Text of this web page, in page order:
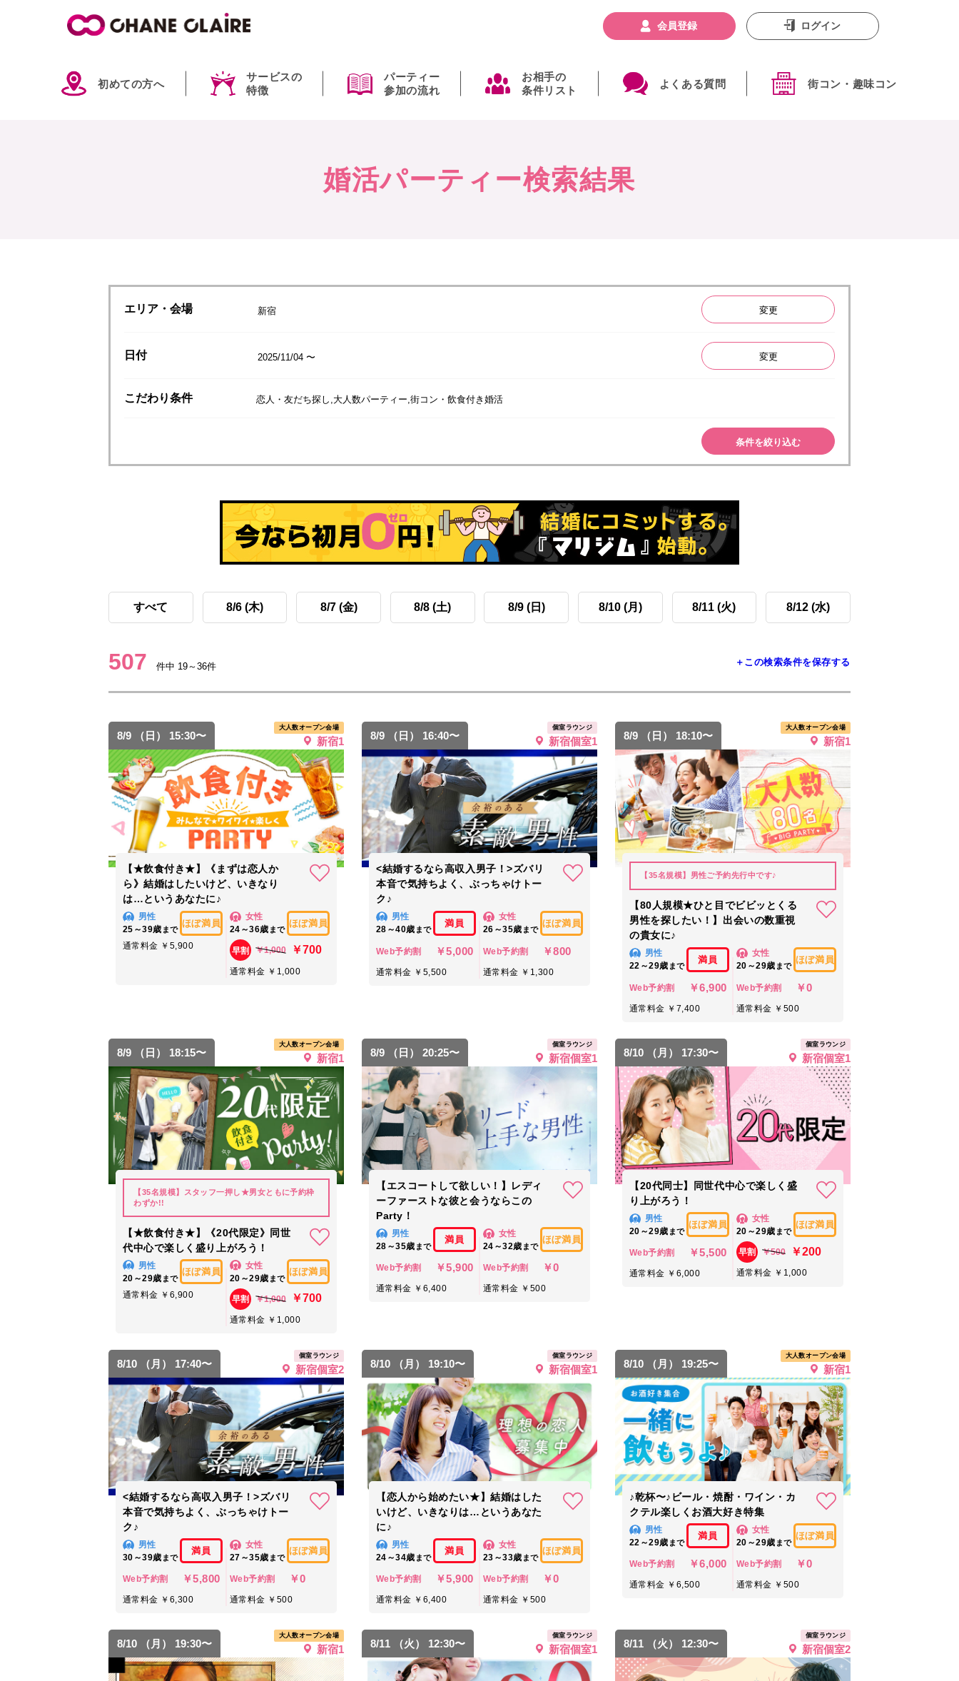
初めての方へ
サービスの
特徴
パーティー
参加の流れ
お相手の
条件リスト
よくある質問 街コン・趣味コン
会員登録 ログイン
婚活パーティー検索結果
エリア・会場 新宿 変更
日付 2025/11/04 〜 変更
こだわり条件 恋人・友だち探し,大人数パーティー,街コン・飲食付き婚活
条件を絞り込む
すべて 8/6 (木) 8/7 (金) 8/8 (土) 8/9 (日) 8/10 (月) 8/11 (火) 8/12 (水)
507 件中 19～36件 ＋この検索条件を保存する
8/9 （日） 15:30〜
大人数オープン会場
新宿1
【★飲食付き★】《まずは恋人か
ら》結婚はしたいけど、いきなり
は…というあなたに♪
男性
25～39歳 まで
ほぼ満員
通常料金 ￥5,900
女性
24～36歳 まで
ほぼ満員
早割 ￥1,000 ￥700
通常料金 ￥1,000
8/9 （日） 16:40〜
個室ラウンジ
新宿個室1
<結婚するなら高収入男子！>ズバリ
本音で気持ちよく、ぶっちゃけトー
ク♪
男性
28～40歳 まで
満員
Web予約割 ￥5,000
通常料金 ￥5,500
女性
26～35歳 まで
ほぼ満員
Web予約割 ￥800
通常料金 ￥1,300
8/9 （日） 18:10〜
大人数オープン会場
新宿1
【35名規模】男性ご予約先行中です♪
【80人規模★ひと目でビビッとくる
男性を探したい！】出会いの数重視
の貴女に♪
男性
22～29歳 まで
満員
Web予約割 ￥6,900
通常料金 ￥7,400
女性
20～29歳 まで
ほぼ満員
Web予約割 ￥0
通常料金 ￥500
8/9 （日） 18:15〜
大人数オープン会場
新宿1
【35名規模】スタッフ一押し★男女ともに予約枠
わずか!!
【★飲食付き★】《20代限定》同世
代中心で楽しく盛り上がろう！
男性
20～29歳 まで
ほぼ満員
通常料金 ￥6,900
女性
20～29歳 まで
ほぼ満員
早割 ￥1,000 ￥700
通常料金 ￥1,000
8/9 （日） 20:25〜
個室ラウンジ
新宿個室1
【エスコートして欲しい！】レディ
ーファーストな彼と会うならこの
Party！
男性
28～35歳 まで
満員
Web予約割 ￥5,900
通常料金 ￥6,400
女性
24～32歳 まで
ほぼ満員
Web予約割 ￥0
通常料金 ￥500
8/10 （月） 17:30〜
個室ラウンジ
新宿個室1
【20代同士】同世代中心で楽しく盛
り上がろう！
男性
20～29歳 まで
ほぼ満員
Web予約割 ￥5,500
通常料金 ￥6,000
女性
20～29歳 まで
ほぼ満員
早割 ￥500 ￥200
通常料金 ￥1,000
8/10 （月） 17:40〜
個室ラウンジ
新宿個室2
<結婚するなら高収入男子！>ズバリ
本音で気持ちよく、ぶっちゃけトー
ク♪
男性
30～39歳 まで
満員
Web予約割 ￥5,800
通常料金 ￥6,300
女性
27～35歳 まで
ほぼ満員
Web予約割 ￥0
通常料金 ￥500
8/10 （月） 19:10〜
個室ラウンジ
新宿個室1
【恋人から始めたい★】結婚はした
いけど、いきなりは…というあなた
に♪
男性
24～34歳 まで
満員
Web予約割 ￥5,900
通常料金 ￥6,400
女性
23～33歳 まで
ほぼ満員
Web予約割 ￥0
通常料金 ￥500
8/10 （月） 19:25〜
大人数オープン会場
新宿1
♪乾杯〜♪ビール・焼酎・ワイン・カ
クテル楽しくお酒大好き特集
男性
22～29歳 まで
満員
Web予約割 ￥6,000
通常料金 ￥6,500
女性
20～29歳 まで
ほぼ満員
Web予約割 ￥0
通常料金 ￥500
8/10 （月） 19:30〜
大人数オープン会場
新宿1 8/11 （火） 12:30〜
個室ラウンジ
新宿個室1 8/11 （火） 12:30〜
個室ラウンジ
新宿個室2